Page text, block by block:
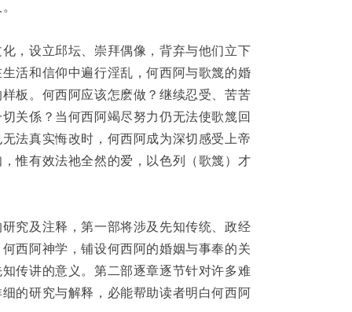
，设立邱坛、崇拜偶像，背弃与他们立下
活和信仰中遍行淫乱，何西阿与歌篾的婚
板。何西阿应该怎麽做？继续忍受、苦苦
关係？当何西阿竭尽努力仍无法使歌篾回
法真实悔改时，何西阿成为深切感受上帝
惟有效法祂全然的爱，以色列（歌篾）才
究及注释，第一部将涉及先知传统、政经
西阿神学，铺设何西阿的婚姻与事奉的关
传讲的意义。第二部逐章逐节针对许多难
的研究与解释，必能帮助读者明白何西阿